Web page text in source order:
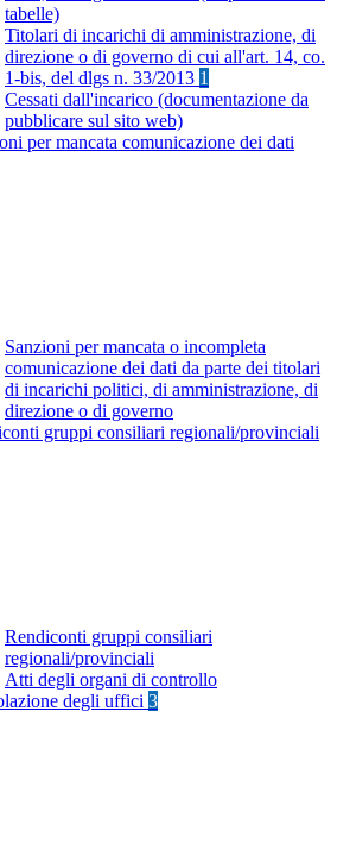
tabelle)
Titolari di incarichi di amministrazione, di
direzione o di governo di cui all'art. 14, co.
1-bis, del dlgs n. 33/2013 1
Cessati dall'incarico (documentazione da
pubblicare sul sito web)
per mancata comunicazione dei dati
Sanzioni per mancata o incompleta
comunicazione dei dati da parte dei titolari
di incarichi politici, di amministrazione, di
direzione o di governo
gruppi consiliari regionali/provinciali
Rendiconti gruppi consiliari
regionali/provinciali
Atti degli organi di controllo
degli uffici 3